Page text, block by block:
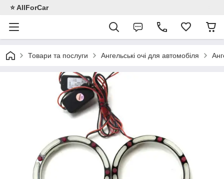
⭐️ AllForCar
Товари та послуги Ангельські очі для автомобіля